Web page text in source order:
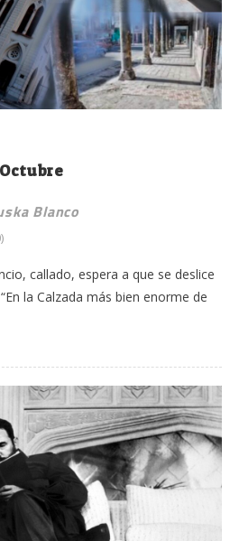
Blanco
callado, espera a que se deslice
la Calzada más bien enorme de